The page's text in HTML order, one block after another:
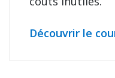
Découvrir le